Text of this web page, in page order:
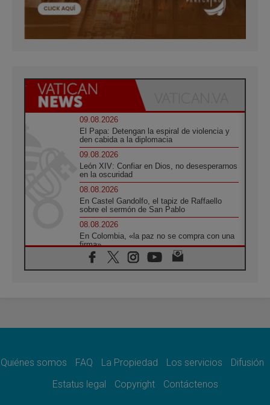
09.08.2026
El Papa: Detengan la espiral de violencia y
den cabida a la diplomacia
09.08.2026
León XIV: Confiar en Dios, no desesperarnos
en la oscuridad
08.08.2026
En Castel Gandolfo, el tapiz de Raffaello
sobre el sermón de San Pablo
08.08.2026
En Colombia, «la paz no se compra con una
firma»
08.08.2026
En Venezuela celebraron los 416 años del
08.08.2026
07.08.2026
se convierte en diócesis
Quiénes somos FAQ La Propiedad Los servicios
Difusión
Estatus legal
Copyright Contáctenos